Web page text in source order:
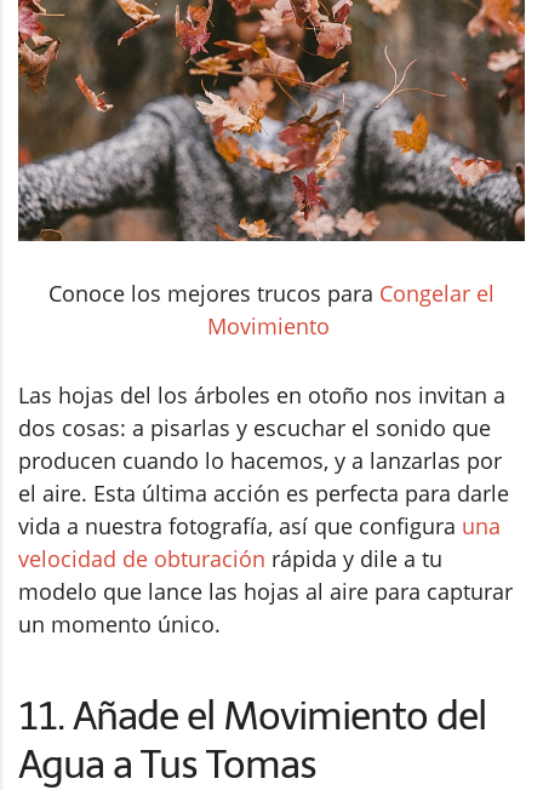
Conoce los mejores trucos para Congelar el
Movimiento
Las hojas del los árboles en otoño nos invitan a
dos cosas: a pisarlas y escuchar el sonido que
producen cuando lo hacemos, y a lanzarlas por
el aire. Esta última acción es perfecta para darle
vida a nuestra fotografía, así que configura una
velocidad de obturación rápida y dile a tu
modelo que lance las hojas al aire para capturar
un momento único.
11. Añade el Movimiento del
Agua a Tus Tomas